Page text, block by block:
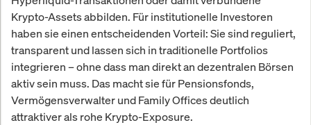
Krypto-Assets abbilden. Für institutionelle Investoren
haben sie einen entscheidenden Vorteil: Sie sind reguliert,
transparent und lassen sich in traditionelle Portfolios
integrieren – ohne dass man direkt an dezentralen Börsen
aktiv sein muss. Das macht sie für Pensionsfonds,
Vermögensverwalter und Family Offices deutlich
attraktiver als rohe Krypto-Exposure.